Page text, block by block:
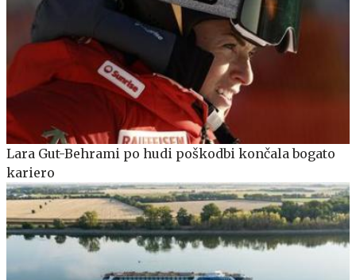
Lara Gut-Behrami po hudi poškodbi končala bogato
kariero